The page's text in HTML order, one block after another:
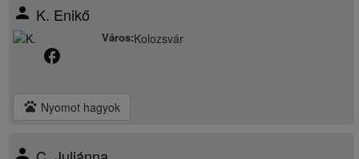
person K. Enikő
Város:Kolozsvár
facebook
pets Nyomot hagyok
person